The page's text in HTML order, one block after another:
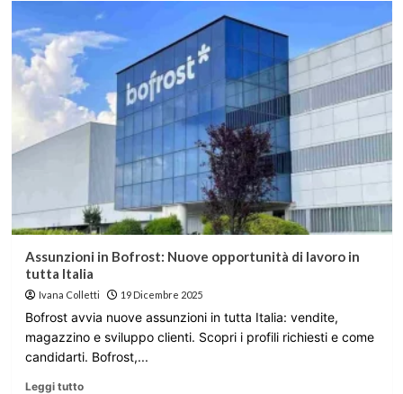
Assunzioni in Bofrost: Nuove opportunità di lavoro in
tutta Italia
Ivana Colletti 19 Dicembre 2025
Bofrost avvia nuove assunzioni in tutta Italia: vendite,
magazzino e sviluppo clienti. Scopri i profili richiesti e come
candidarti. Bofrost,...
Leggi tutto